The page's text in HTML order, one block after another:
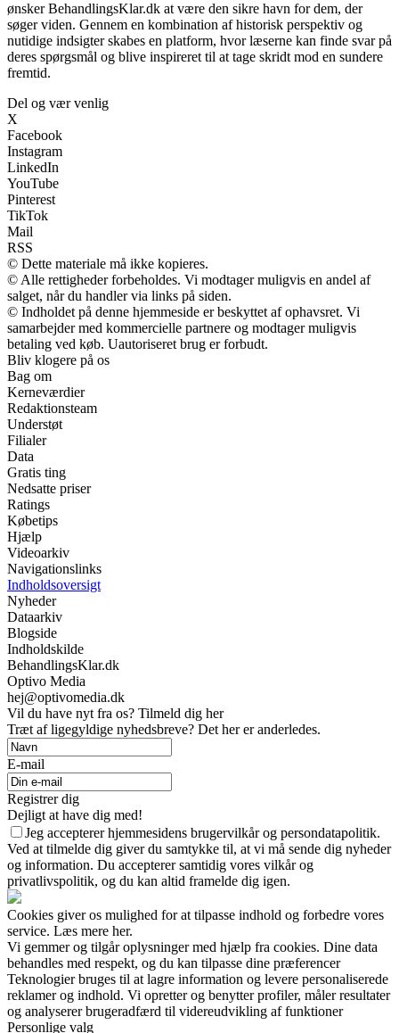
ønsker BehandlingsKlar.dk at være den sikre havn for dem, der
søger viden. Gennem en kombination af historisk perspektiv og
nutidige indsigter skabes en platform, hvor læserne kan finde svar på
deres spørgsmål og blive inspireret til at tage skridt mod en sundere
fremtid.
Del og vær venlig
X
Facebook
Instagram
LinkedIn
YouTube
Pinterest
TikTok
Mail
RSS
© Dette materiale må ikke kopieres.
© Alle rettigheder forbeholdes. Vi modtager muligvis en andel af
salget, når du handler via links på siden.
© Indholdet på denne hjemmeside er beskyttet af ophavsret. Vi
samarbejder med kommercielle partnere og modtager muligvis
betaling ved køb. Uautoriseret brug er forbudt.
Bliv klogere på os
Bag om
Kerneværdier
Redaktionsteam
Understøt
Filialer
Data
Gratis ting
Nedsatte priser
Ratings
Købetips
Hjælp
Videoarkiv
Navigationslinks
Indholdsoversigt
Nyheder
Dataarkiv
Blogside
Indholdskilde
BehandlingsKlar.dk
Optivo Media
hej@optivomedia.dk
Vil du have nyt fra os? Tilmeld dig her
Træt af ligegyldige nyhedsbreve? Det her er anderledes.
E-mail
Registrer dig
Dejligt at have dig med!
Jeg accepterer hjemmesidens brugervilkår og persondatapolitik.
Ved at tilmelde dig giver du samtykke til, at vi må sende dig nyheder
og information. Du accepterer samtidig vores vilkår og
privatlivspolitik, og du kan altid framelde dig igen.
Cookies giver os mulighed for at tilpasse indhold og forbedre vores
service. Læs mere her.
Vi gemmer og tilgår oplysninger med hjælp fra cookies. Dine data
behandles med respekt, og du kan tilpasse dine præferencer
Teknologier bruges til at lagre information og levere personaliserede
reklamer og indhold. Vi opretter og benytter profiler, måler resultater
og analyserer brugeradfærd til videreudvikling af funktioner
Personlige valg